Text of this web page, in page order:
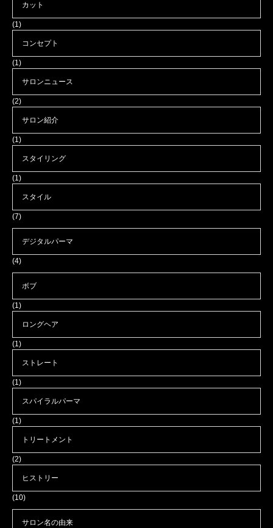
カット
(1)
コンセプト
(1)
サロンニュース
(2)
サロン紹介
(1)
スタイリング
(1)
スタイル
(7)
デジタルパーマ
(4)
ボブ
(1)
ロングヘア
(1)
ストレート
(1)
スパイラルパーマ
(1)
トリートメント
(2)
ヒストリー
(10)
サロン名の由来